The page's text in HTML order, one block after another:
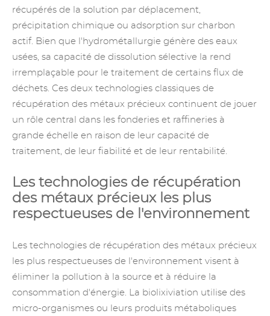
récupérés de la solution par déplacement,
précipitation chimique ou adsorption sur charbon
actif. Bien que l'hydrométallurgie génère des eaux
usées, sa capacité de dissolution sélective la rend
irremplaçable pour le traitement de certains flux de
déchets. Ces deux technologies classiques de
récupération des métaux précieux continuent de jouer
un rôle central dans les fonderies et raffineries à
grande échelle en raison de leur capacité de
traitement, de leur fiabilité et de leur rentabilité.
Les technologies de récupération
des métaux précieux les plus
respectueuses de l'environnement
Les technologies de récupération des métaux précieux
les plus respectueuses de l'environnement visent à
éliminer la pollution à la source et à réduire la
consommation d'énergie. La biolixiviation utilise des
micro-organismes ou leurs produits métaboliques